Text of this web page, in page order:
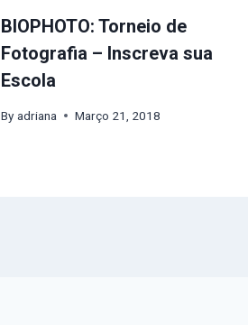
BIOPHOTO: Torneio de
Fotografia – Inscreva sua
Escola
By adriana Março 21, 2018